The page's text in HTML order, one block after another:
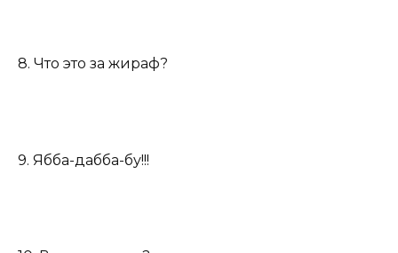
8. Что это за жираф?
9. Ябба-дабба-бу!!!